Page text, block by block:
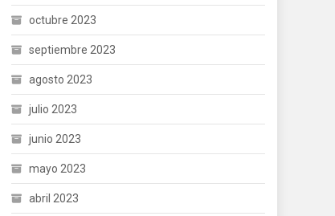
octubre 2023
septiembre 2023
agosto 2023
julio 2023
junio 2023
mayo 2023
abril 2023